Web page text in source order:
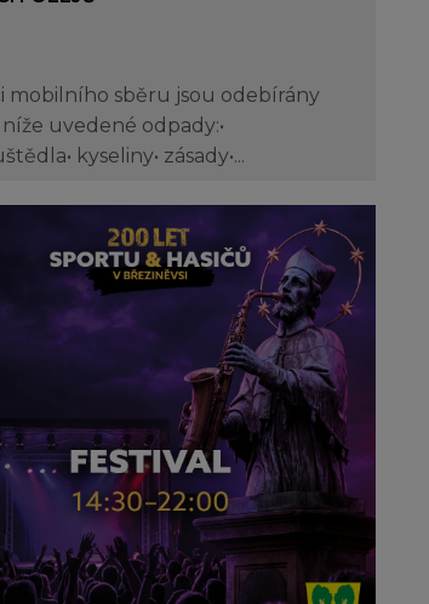
mobilního sběru jsou odebírány
uvedené odpady:•
kyseliny• zásady•...